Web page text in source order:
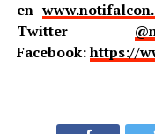
en
Twitter
Facebook:https://